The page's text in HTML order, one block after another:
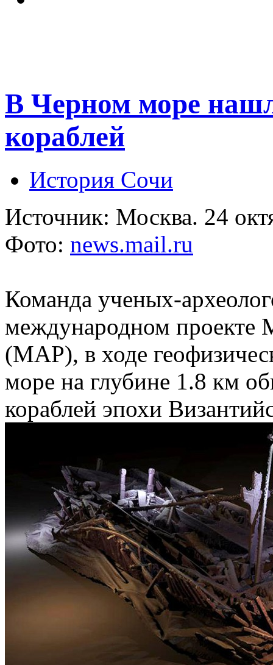
В Черном море
кораблей
История Сочи
Источник: Москва. 24
Фото: news.mail.ru
Команда ученых-
международном проекте
(MAP), в ходе
море на глубине 1.8 км
кораблей эпохи